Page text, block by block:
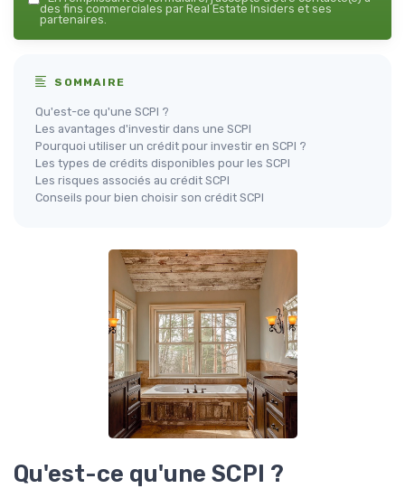
des fins commerciales par Real Estate Insiders et ses
partenaires.
SOMMAIRE
Qu'est-ce qu'une SCPI ?
Les avantages d'investir dans une SCPI
Pourquoi utiliser un crédit pour investir en SCPI ?
Les types de crédits disponibles pour les SCPI
Les risques associés au crédit SCPI
Conseils pour bien choisir son crédit SCPI
Qu'est-ce qu'une SCPI ?